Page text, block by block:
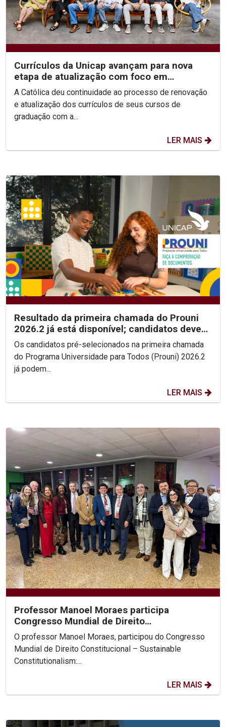
Currículos da Unicap avançam para nova
etapa de atualização com foco em
competências e habilidades
A Católica deu continuidade ao processo de renovação
e atualização dos currículos de seus cursos de
graduação com a...
LER MAIS
Resultado da primeira chamada do Prouni
2026.2 já está disponível; candidatos devem
enviar...
Os candidatos pré-selecionados na primeira chamada
do Programa Universidade para Todos (Prouni) 2026.2
já podem...
LER MAIS
Professor Manoel Moraes participa
Congresso Mundial de Direito
Constitucional, na Colômbia.
O professor Manoel Moraes, participou do Congresso
Mundial de Direito Constitucional – Sustainable
Constitutionalism:...
LER MAIS